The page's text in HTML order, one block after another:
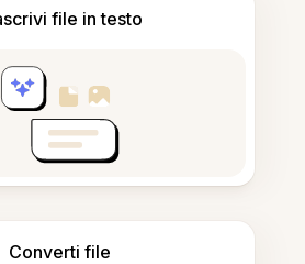
file in testo
Converti file